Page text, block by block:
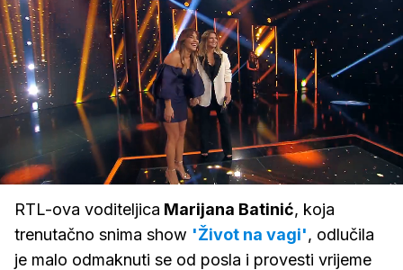
Upali
zvuk
Loaded :
19.80%
RTL-ova voditeljica Marijana Batinić, koja
trenutačno snima show 'Život na vagi', odlučila
je malo odmaknuti se od posla i provesti vrijeme